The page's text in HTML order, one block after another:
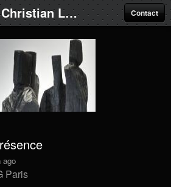
Christian Lapie Contact
ago
Paris